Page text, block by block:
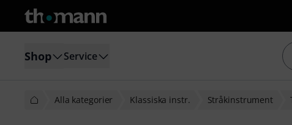
Shop Service
Alla kategorier Klassiska instr. Stråkinstrument